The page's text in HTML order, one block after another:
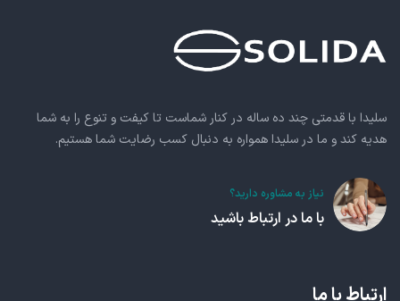
سلیدا با قدمتی چند ده ساله در کنار شماست تا کیفت و تنوع را به شما
هدیه کند و ما در سلیدا همواره به دنبال کسب رضایت شما هستیم.
نیاز به مشاوره دارید؟
با ما در ارتباط باشید
ارتباط با ما